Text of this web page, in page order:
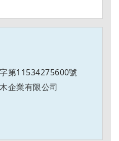
第11534275600號
企業有限公司